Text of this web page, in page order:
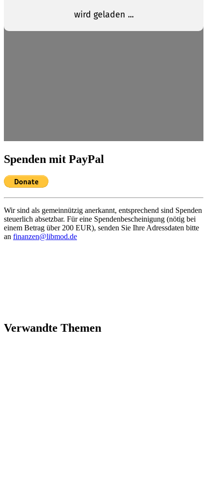
Spenden mit PayPal
Wir sind als gemein­nützig anerkannt, entspre­chend sind Spenden
steuerlich absetzbar. Für eine Spenden­be­schei­nigung (nötig bei
einem Betrag über 200 EUR), senden Sie Ihre Adress­daten bitte
an finanzen@libmod.de
Verwandte Themen